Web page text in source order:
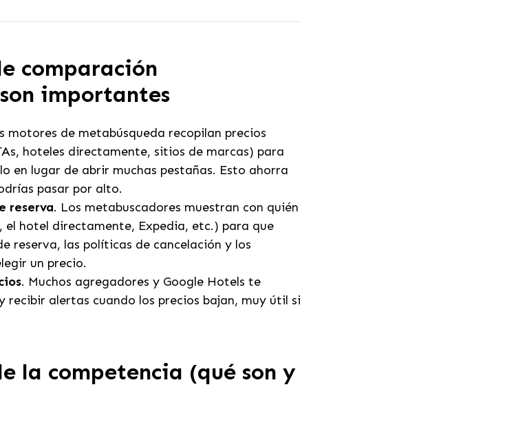
comparación
importantes
motores de metabúsqueda recopilan precios
hoteles directamente, sitios de marcas) para
en lugar de abrir muchas pestañas. Esto ahorra
pasar por alto.
reserva. Los metabuscadores muestran con quién
el hotel directamente, Expedia, etc.) para que
reserva, las políticas de cancelación y los
un precio.
. Muchos agregadores y Google Hotels te
recibir alertas cuando los precios bajan, muy útil si
la competencia (qué son y